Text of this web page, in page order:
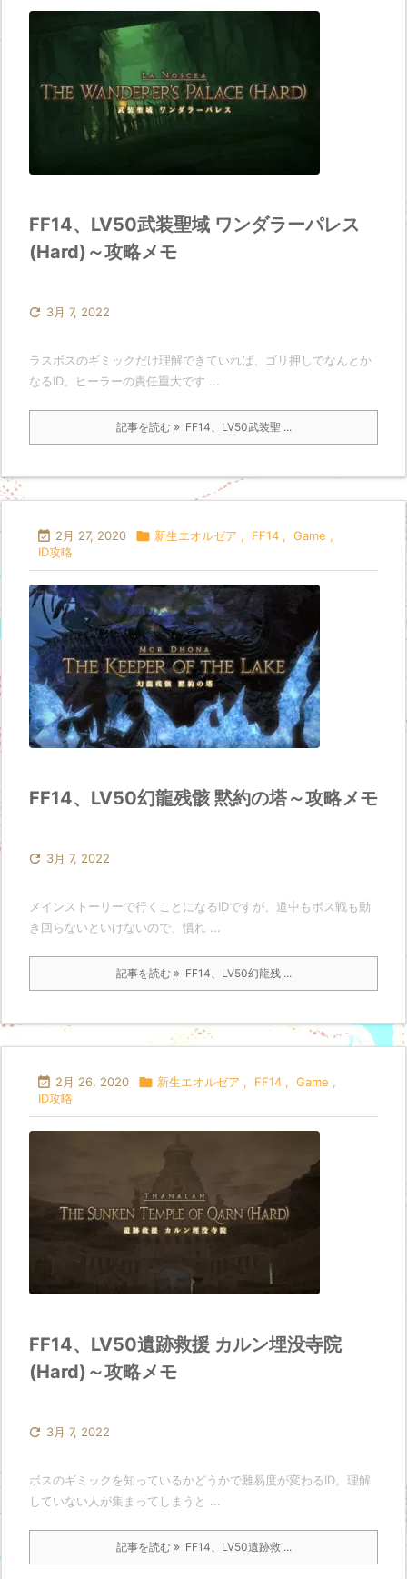
FF14、LV50武装聖域 ワンダラーパレス
(Hard)～攻略メモ
 3月 7, 2022
ラスボスのギミックだけ理解できていれば、ゴリ押しでなんとか
なるID。ヒーラーの責任重大です ...
記事を読む FF14、LV50武装聖 ...
 2月 27, 2020  新生エオルゼア , FF14 , Game ,
ID攻略
FF14、LV50幻龍残骸 黙約の塔～攻略メモ
 3月 7, 2022
メインストーリーで行くことになるIDですが、道中もボス戦も動
き回らないといけないので、慣れ ...
記事を読む FF14、LV50幻龍残 ...
 2月 26, 2020  新生エオルゼア , FF14 , Game ,
ID攻略
FF14、LV50遺跡救援 カルン埋没寺院
(Hard)～攻略メモ
 3月 7, 2022
ボスのギミックを知っているかどうかで難易度が変わるID。理解
していない人が集まってしまうと ...
記事を読む FF14、LV50遺跡救 ...